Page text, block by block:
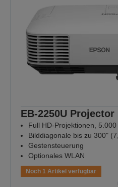
EB-2250U Projector
Full HD-Projektionen,
Bilddiagonale bis zu 300"
Gestensteuerung
Optionales WLAN
Noch 1 Artikel verfügbar